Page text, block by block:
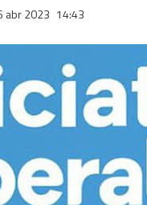
abr 2023 14:43